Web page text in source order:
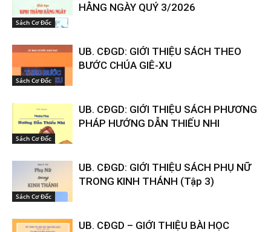
Sách Cơ Đốc
HẰNG NGÀY QUÝ 3/2026
Sách Cơ Đốc
UB. CĐGD: GIỚI THIỆU SÁCH THEO
BƯỚC CHÚA GIÊ-XU
Sách Cơ Đốc
UB. CĐGD: GIỚI THIỆU SÁCH PHƯƠNG
PHÁP HƯỚNG DẪN THIẾU NHI
Sách Cơ Đốc
UB. CĐGD: GIỚI THIỆU SÁCH PHỤ NỮ
TRONG KINH THÁNH (Tập 3)
UB. CĐGD – GIỚI THIỆU BÀI HỌC